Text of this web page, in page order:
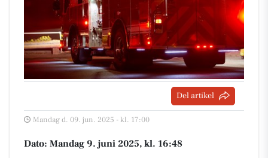
Del artikel
Mandag d. 09. jun. 2025 - kl. 17:00
Dato: Mandag 9. juni 2025, kl. 16:48